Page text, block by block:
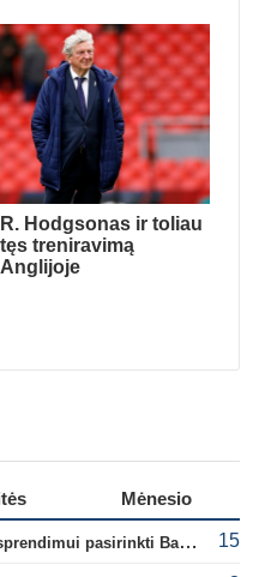
R. Hodgsonas ir toliau
tęs treniravimą
Anglijoje
Mėnesio
Paaiškėjo, kas turėjo įtakos Rodri sprendimui pasirinkti Barselonos pusę 15